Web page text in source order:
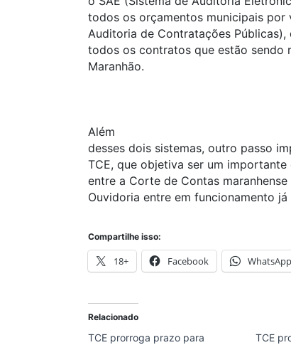
todos os orçamentos municipais por
Auditoria de Contratações
todos os contratos que estão
Maranhão.
Além
desses dois sistemas, outro passo
TCE, que objetiva ser um
entre a Corte de Contas
Ouvidoria entre em funcionamento
Compartilhe isso:
18+ Facebook WhatsApp
Relacionado
TCE prorroga prazo para
TCE